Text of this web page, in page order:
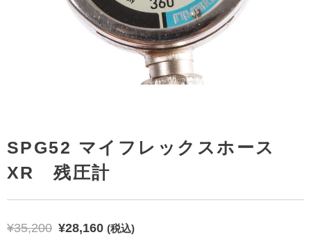
SPG52 マイフレックスホース
XR 残圧計
¥35,200 ¥28,160 (税込)